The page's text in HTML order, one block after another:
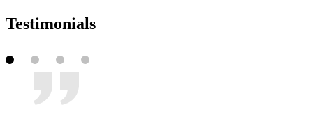
Tes­ti­mo­ni­als